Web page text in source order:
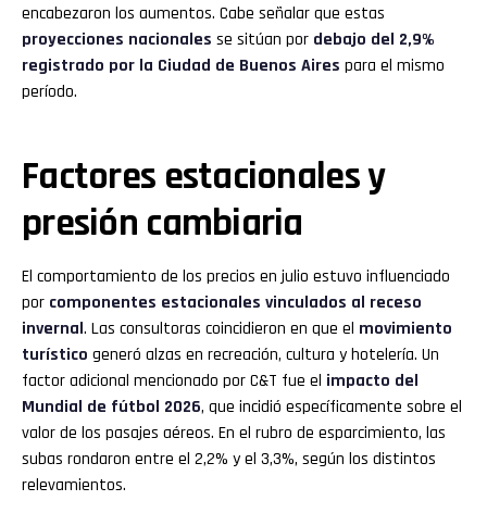
encabezaron los aumentos. Cabe señalar que estas
proyecciones nacionales se sitúan por debajo del 2,9%
registrado por la Ciudad de Buenos Aires para el mismo
período.
Factores estacionales y
presión cambiaria
El comportamiento de los precios en julio estuvo influenciado
por componentes estacionales vinculados al receso
invernal. Las consultoras coincidieron en que el movimiento
turístico generó alzas en recreación, cultura y hotelería. Un
factor adicional mencionado por C&T fue el impacto del
Mundial de fútbol 2026, que incidió específicamente sobre el
valor de los pasajes aéreos. En el rubro de esparcimiento, las
subas rondaron entre el 2,2% y el 3,3%, según los distintos
relevamientos.